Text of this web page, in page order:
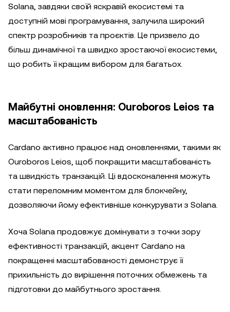
Solana, завдяки своїй яскравій екосистемі та
доступній мові програмування, залучила широкий
спектр розробників та проєктів. Це призвело до
більш динамічної та швидко зростаючої екосистеми,
що робить її кращим вибором для багатьох.
Майбутні оновлення: Ouroboros Leios та
масштабованість
Cardano активно працює над оновленнями, такими як
Ouroboros Leios, щоб покращити масштабованість
та швидкість транзакцій. Ці вдосконалення можуть
стати переломним моментом для блокчейну,
дозволяючи йому ефективніше конкурувати з Solana.
Хоча Solana продовжує домінувати з точки зору
ефективності транзакцій, акцент Cardano на
покращенні масштабованості демонструє її
прихильність до вирішення поточних обмежень та
підготовки до майбутнього зростання.